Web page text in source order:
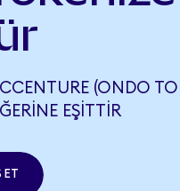
(ONDO
EŞITTIR
ET